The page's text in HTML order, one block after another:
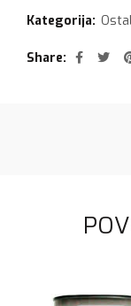
Kategorija:
Share